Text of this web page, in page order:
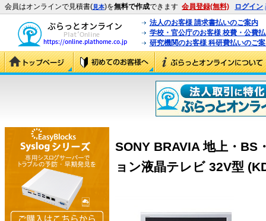
会員はオンラインで見積書(見本)を無料で作成できます 会員登録(無料) ログイン
法人のお客様 請求書払いのご案内
学校・官公庁のお客様 校費・公費
研究機関のお客様 科研費払いのご
SONY BRAVIA 地上・BS
ョン液晶テレビ 32V型